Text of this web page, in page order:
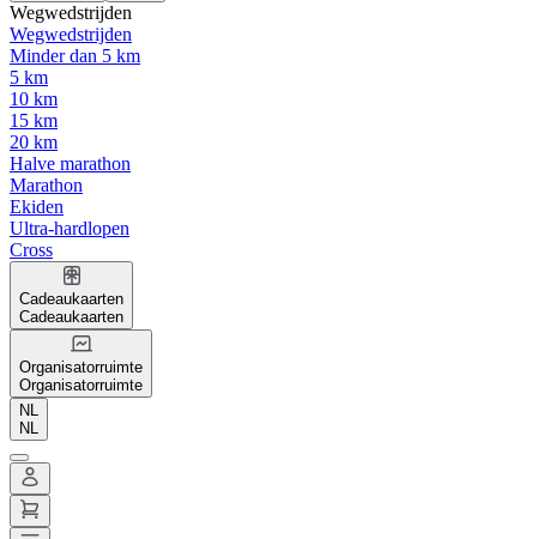
Wegwedstrijden
Wegwedstrijden
Minder dan 5 km
5 km
10 km
15 km
20 km
Halve marathon
Marathon
Ekiden
Ultra-hardlopen
Cross
Cadeaukaarten
Cadeaukaarten
Organisatorruimte
Organisatorruimte
NL
NL